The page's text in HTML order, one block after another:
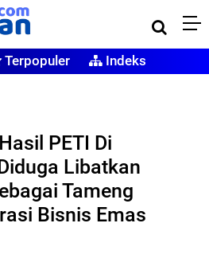
Terpopuler Indeks
PETI Di
Libatkan
Tameng
Bisnis Emas